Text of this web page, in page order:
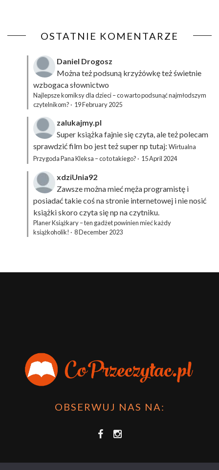
OSTATNIE KOMENTARZE
Daniel Drogosz
Można też podsuną krzyżówkęteż świetnie
wzbogaca słownictwo
Najlepsze komiksy dla dzieci – co warto podsunąć najmłodszym
czytelnikom? · 19 February 2025
zalukajmy.pl
Super książka fajnie się czyta, ale też polecam
sprawdzić film bo jest też super np tutaj: Wirtualna
Przygoda Pana Kleksa – co to takiego? · 15 April 2024
xdziUnia92
Zawsze można mieć męża programistę i
posiadać takie coś na stronie internetowej i nie nosić
książki skoro czyta się np na czytniku.
Planer Książkary – ten gadżet powinien mieć każdy
książkoholik! · 8 December 2023
OBSERWUJ NAS NA: